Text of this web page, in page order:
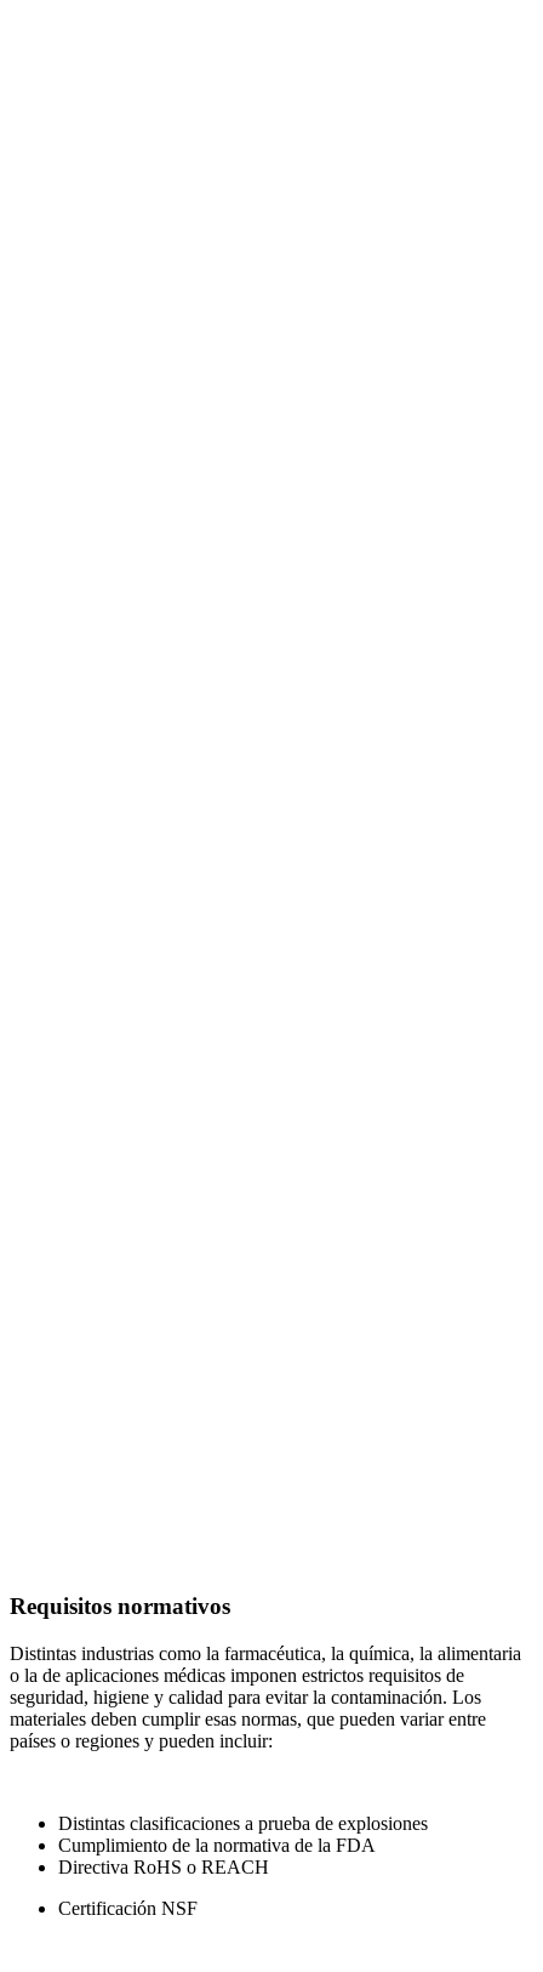
Requisitos normativos
Distintas industrias como la farmacéutica, la química, la alimentaria
o la de aplicaciones médicas imponen estrictos requisitos de
seguridad, higiene y calidad para evitar la contaminación. Los
materiales deben cumplir esas normas, que pueden variar entre
países o regiones y pueden incluir:
Distintas clasificaciones a prueba de explosiones
Cumplimiento de la normativa de la FDA
Directiva RoHS o REACH
Certificación NSF